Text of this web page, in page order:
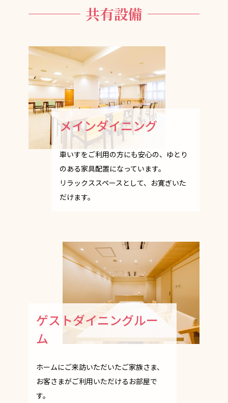
共有設備
メインダイニング
車いすをご利用の方にも安心の、ゆとり
のある家具配置になっています。
リラックススペースとして、お寛ぎいた
だけます。
ゲストダイニングルー
ム
ホームにご来訪いただいたご家族さま、
お客さまがご利用いただけるお部屋で
す。